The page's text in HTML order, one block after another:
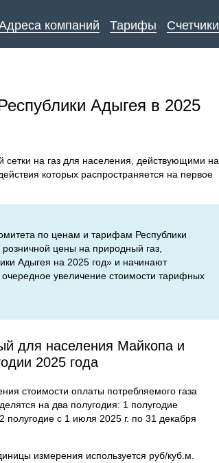
компаний Тарифы Счетчики
Адыгея в 2025
на газ для населения, действующими на
которых распространяется на первое
по ценам и тарифам Республики
цены на природный газ,
Адыгея на 2025 год» и начинают
увеличение стоимости тарифных
для населения Майкопа и
2025 года
стоимости оплаты потребляемого газа
на два полугодия: 1 полугодие
полугодие с 1 июля 2025 г. по 31 декабря
измерения используется руб/куб.м.